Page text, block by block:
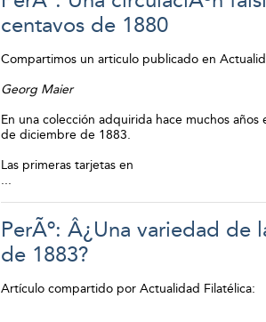
centavos de 1880
Compartimos un articulo publicado en
Georg Maier
En una colección adquirida hace muchos
de diciembre de 1883.
Las primeras tarjetas en
...
PerÃº: Â¿Una variedad de
de 1883?
Artículo compartido por Actualidad Filatélica: